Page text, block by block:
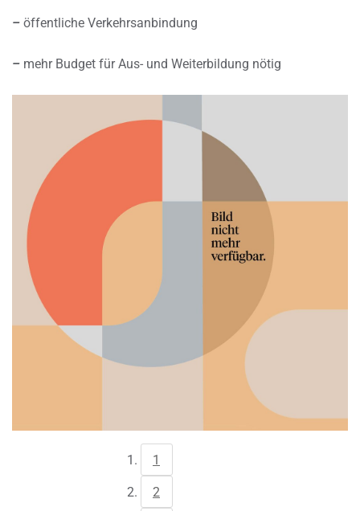
– öffentliche Verkehrsanbindung
– mehr Budget für Aus- und Weiterbildung nötig
1
2